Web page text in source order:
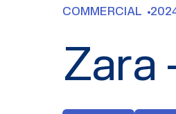
COMMERCIAL
Zara